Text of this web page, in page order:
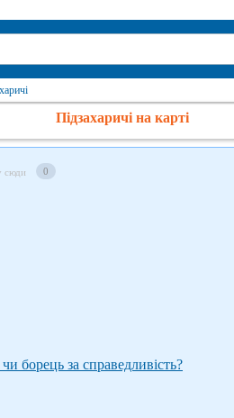
Підзахаричі на карті
сюди 0
борець за справедливість?